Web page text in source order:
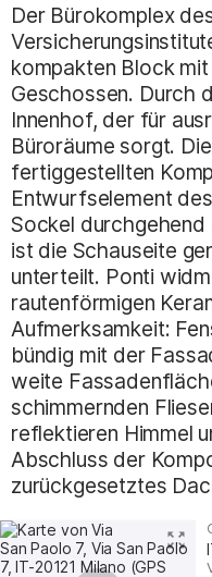
Der Bürokomplex
kompakten Block
Geschossen. Durch
Innenhof, der für
Büroräume sorgt.
fertiggestellten
Entwurfselement
Sockel
ist die Schauseite
unterteilt. Ponti
rautenförmigen
Aufmerksamkeit:
bündig mit der
weite
schimmernden
reflektieren Himmel
Abschluss der
zurückgesetztes